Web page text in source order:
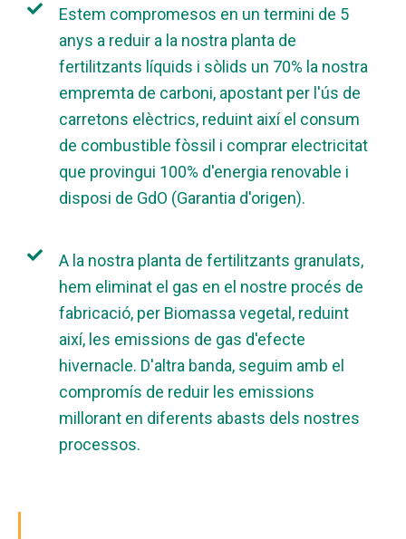
Estem compromesos en un termini de 5
anys a reduir a la nostra planta de
fertilitzants líquids i sòlids un 70% la nostra
empremta de carboni, apostant per l'ús de
carretons elèctrics, reduint així el consum
de combustible fòssil i comprar electricitat
que provingui 100% d'energia renovable i
disposi de GdO (Garantia d'origen).
A la nostra planta de fertilitzants granulats,
hem eliminat el gas en el nostre procés de
fabricació, per Biomassa vegetal, reduint
així, les emissions de gas d'efecte
hivernacle. D'altra banda, seguim amb el
compromís de reduir les emissions
millorant en diferents abasts dels nostres
processos.